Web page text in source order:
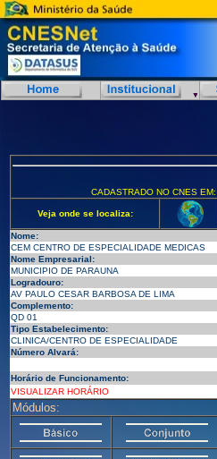
CADASTRADO NO CNES
Veja onde se localiza:
Nome:
CEM CENTRO DE ESPECIALIDADE MEDICAS
Nome Empresarial:
MUNICIPIO DE PARAUNA
Logradouro:
AV PAULO CESAR BARBOSA DE LIMA
Complemento:
QD 01
Tipo Estabelecimento:
CLINICA/CENTRO DE ESPECIALIDADE
Número Alvará:
Horário de Funcionamento:
VISUALIZAR HORÁRIO
Módulos: